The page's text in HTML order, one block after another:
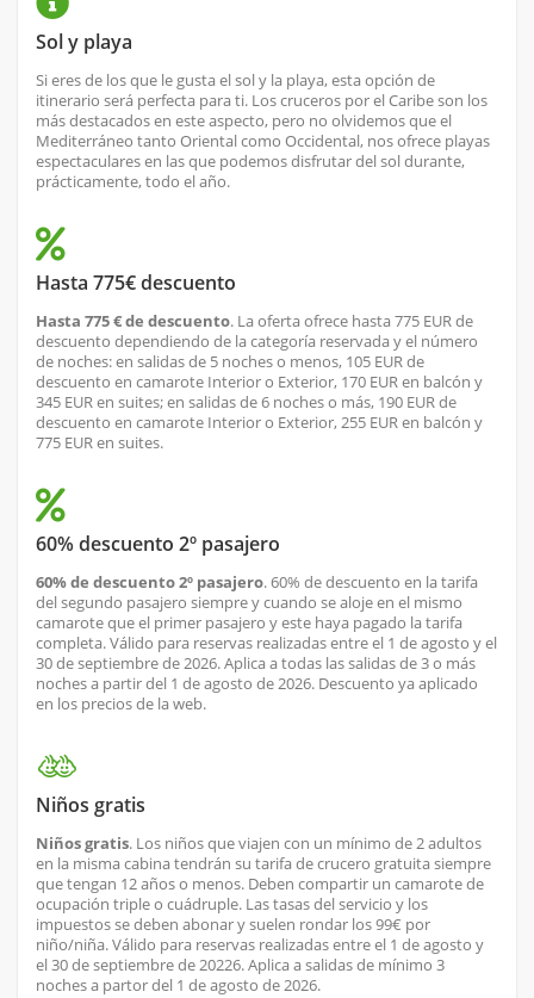
Sol y playa
Si eres de los que le gusta el sol y la playa, esta opción de
itinerario será perfecta para ti. Los cruceros por el Caribe son los
más destacados en este aspecto, pero no olvidemos que el
Mediterráneo tanto Oriental como Occidental, nos ofrece playas
espectaculares en las que podemos disfrutar del sol durante,
prácticamente, todo el año.
Hasta 775€ descuento
Hasta 775 € de descuento. La oferta ofrece hasta 775 EUR de
descuento dependiendo de la categoría reservada y el número
de noches: en salidas de 5 noches o menos, 105 EUR de
descuento en camarote Interior o Exterior, 170 EUR en balcón y
345 EUR en suites; en salidas de 6 noches o más, 190 EUR de
descuento en camarote Interior o Exterior, 255 EUR en balcón y
775 EUR en suites.
60% descuento 2º pasajero
60% de descuento 2º pasajero. 60% de descuento en la tarifa
del segundo pasajero siempre y cuando se aloje en el mismo
camarote que el primer pasajero y este haya pagado la tarifa
completa. Válido para reservas realizadas entre el 1 de agosto y el
30 de septiembre de 2026. Aplica a todas las salidas de 3 o más
noches a partir del 1 de agosto de 2026. Descuento ya aplicado
en los precios de la web.
Niños gratis
Niños gratis. Los niños que viajen con un mínimo de 2 adultos
en la misma cabina tendrán su tarifa de crucero gratuita siempre
que tengan 12 años o menos. Deben compartir un camarote de
ocupación triple o cuádruple. Las tasas del servicio y los
impuestos se deben abonar y suelen rondar los 99€ por
niño/niña. Válido para reservas realizadas entre el 1 de agosto y
el 30 de septiembre de 20226. Aplica a salidas de mínimo 3
noches a partor del 1 de agosto de 2026.